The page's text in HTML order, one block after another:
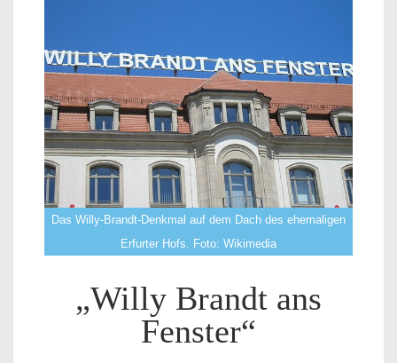
Das Willy-Brandt-Denkmal auf dem Dach des ehemaligen
Erfurter Hofs. Foto: Wikimedia
„Willy Brandt ans
Fenster“